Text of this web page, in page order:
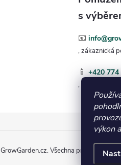
výkon
📧
📱+420
GrowGarden.cz. Všechna práva